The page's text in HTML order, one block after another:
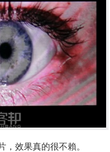
效果真的很不賴。